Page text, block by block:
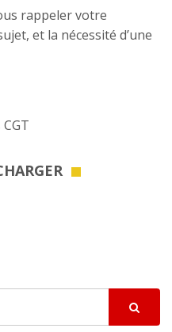
rappeler votre
et la nécessité d’une